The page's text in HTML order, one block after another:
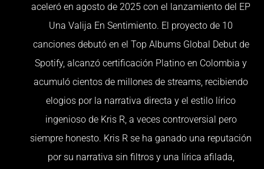
aceleró en agosto de 2025 con el lanzamiento del EP
Una Valija En Sentimiento. El proyecto de 10
canciones debutó en el Top Albums Global Debut de
Spotify, alcanzó certificación Platino en Colombia y
acumuló cientos de millones de streams, recibiendo
elogios por la narrativa directa y el estilo lírico
ingenioso de Kris R, a veces controversial pero
siempre honesto. Kris R se ha ganado una reputación
por su narrativa sin filtros y una lírica afilada,